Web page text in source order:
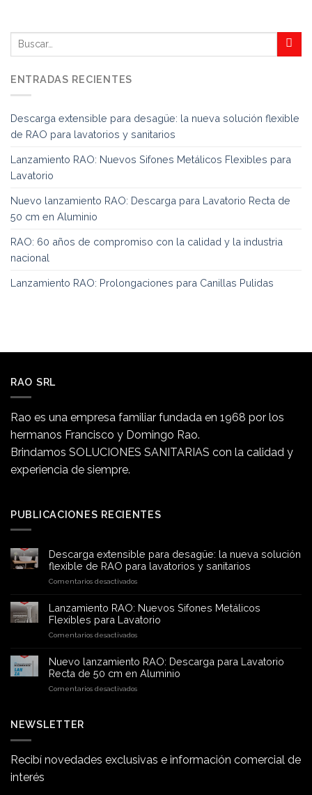
ENTRADAS RECIENTES
Descarga extensible para desagüe: la nueva solución flexible
de RAO para lavatorios y sanitarios
Lanzamiento RAO: Nuevos Sifones Metálicos Flexibles para
Lavatorio
Nuevo lanzamiento RAO: Descarga para Lavatorio Recta de
50 cm en Aluminio
RAO: 60 años de compromiso con la calidad y la industria
nacional
Lanzamiento RAO: Prolongaciones para Canillas Pulidas
RAO SRL
Rao es una empresa familiar fundada en 1968 por los
hermanos Francisco y Domingo Rao.
Brindamos SOLUCIONES SANITARIAS con la calidad y
experiencia de siempre.
PUBLICACIONES RECIENTES
Descarga extensible para desagüe: la nueva solución
flexible de RAO para lavatorios y sanitarios
Comentarios desactivadosen
extensible
para
desagüe:
la
solución
flexible
RAO
Lanzamiento RAO: Nuevos Sifones Metálicos
Flexibles para Lavatorio
Comentarios desactivadosen
RAO:
Nuevos
Sifones
Metálicos
Nuevo lanzamiento RAO: Descarga para Lavatorio
Recta de 50 cm en Aluminio
Comentarios desactivadosen
Lavatorio
Recta
NEWSLETTER
Recibí novedades exclusivas e información comercial de
interés